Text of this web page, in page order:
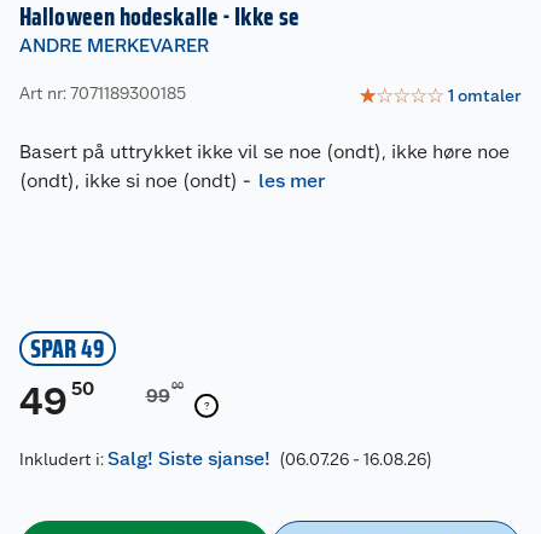
Halloween hodeskalle - Ikke se
ANDRE MERKEVARER
Art nr: 7071189300185 ☆☆☆☆☆ 1 omtaler
Basert på uttrykket ikke vil se noe (ondt), ikke høre noe
(ondt), ikke si noe (ondt) - les mer
SPAR 49
49 50 9900
Inkludert i:Salg! Siste sjanse! (06.07.26 - 16.08.26)